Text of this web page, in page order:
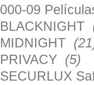
000-09
BLACKNIGHT
MIDNIGHT
PRIVACY (5)
SECURLUX